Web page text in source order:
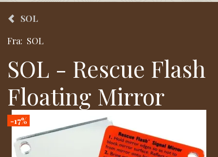
SOL
Fra: SOL
SOL - Rescue Flash
Floating Mirror
-17%